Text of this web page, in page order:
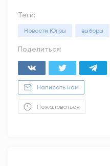
Теги:
Новости Югры выборы
Поделиться:
Написать нам
Пожаловаться